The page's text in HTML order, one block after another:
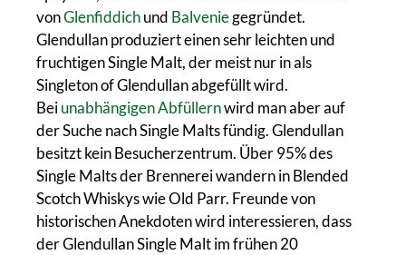
vonGlenfiddichund Balveniegegründet.
Glendullan produziert einen sehr leichten und
fruchtigen Single Malt, der meist nur in als
Singleton of Glendullan abgefüllt wird.
Beiunabhängigen Abfüllernwird man aber auf
der Suche nach Single Malts fündig. Glendullan
besitzt kein Besucherzentrum. Über 95% des
Single Malts der Brennerei wandern in Blended
Scotch Whiskys wie Old Parr. Freunde von
historischen Anekdoten wird interessieren, dass
der Glendullan Single Malt im frühen 20